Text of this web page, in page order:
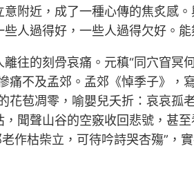
附近，成了一種心傳的焦炙感
人過得好，一些人過得欠好。
往的刻骨哀痛。元稹“同穴窅
痛不及孟郊。孟郊《悼季子》
花苞凋零，喻嬰兒夭折：哀哀
聞聲山谷的空竅收回悲號，甚
作枯柴立，可待吟詩哭杏殤”，